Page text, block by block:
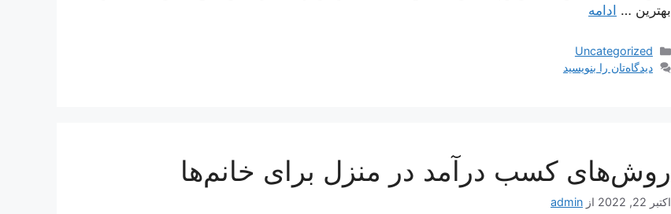
بهترین … ادامه
دسته‌ها
Uncategorized
دیدگاه‌تان را بنویسید
روش‌های کسب درآمد در منزل برای خانم‌ها
اکتبر 22, 2022 از admin